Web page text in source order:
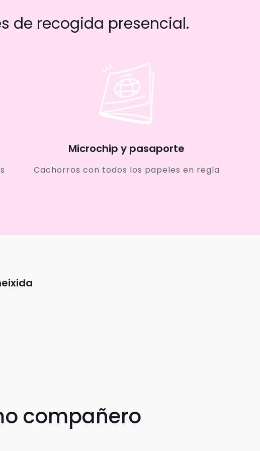
de recogida presencial.
Microchip y pasaporte
Cachorros con todos los papeles en regla
compañero